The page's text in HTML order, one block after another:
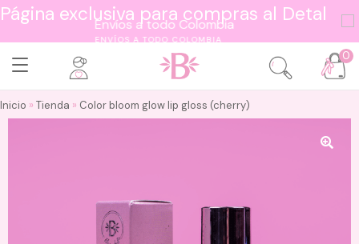
Página exclusiva para compras al Detal
ENVÍOS A TODO COLOMBIA
0
Inicio » Tienda » Color bloom glow lip gloss (cherry)